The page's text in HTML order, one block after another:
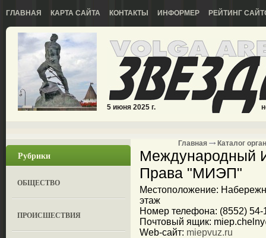
ГЛАВНАЯ КАРТА САЙТА КОНТАКТЫ ИНФОРМЕР РЕЙТИНГ
5 июня 2025 г.
Рубрики
ОБЩЕСТВО
ПРОИСШЕСТВИЯ
Главная Каталог
Международный
Права "МИЭП"
Местоположение:
этаж
Номер телефона: (8552) 54-
Почтовый ящик:
Web-сайт: miepvuz.ru